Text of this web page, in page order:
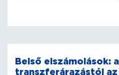
Belső elszámolások: a
transzferárazástól az